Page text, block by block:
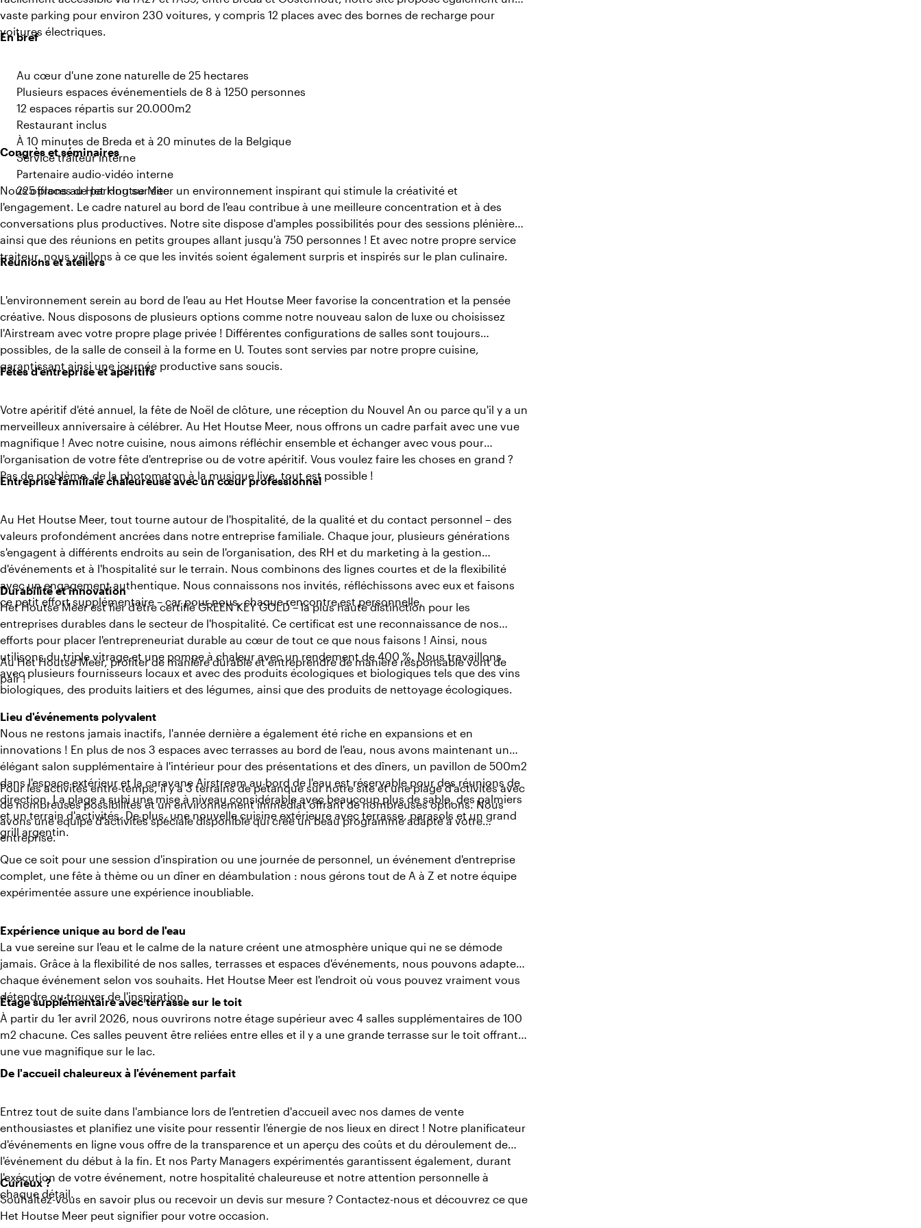
vaste parking pour environ 230 voitures, y compris 12 places avec des bornes de recharge pour
voitures électriques.
En bref
Au cœur d'une zone naturelle de 25 hectares
Plusieurs espaces événementiels de 8 à 1250 personnes
12 espaces répartis sur 20.000m2
Restaurant inclus
À 10 minutes de Breda et à 20 minutes de la Belgique
Service traiteur interne
Partenaire audio-vidéo interne
225 places de parking sur site
Congrès et séminaires
Nous offrons au Het Houtse Meer un environnement inspirant qui stimule la créativité et
l'engagement. Le cadre naturel au bord de l'eau contribue à une meilleure concentration et à des
conversations plus productives. Notre site dispose d'amples possibilités pour des sessions plénières
ainsi que des réunions en petits groupes allant jusqu'à 750 personnes ! Et avec notre propre service
traiteur, nous veillons à ce que les invités soient également surpris et inspirés sur le plan culinaire.
Réunions et ateliers
L'environnement serein au bord de l'eau au Het Houtse Meer favorise la concentration et la pensée
créative. Nous disposons de plusieurs options comme notre nouveau salon de luxe ou choisissez
l'Airstream avec votre propre plage privée ! Différentes configurations de salles sont toujours
possibles, de la salle de conseil à la forme en U. Toutes sont servies par notre propre cuisine,
garantissant ainsi une journée productive sans soucis.
Fêtes d'entreprise et apéritifs
Votre apéritif d'été annuel, la fête de Noël de clôture, une réception du Nouvel An ou parce qu'il y a un
merveilleux anniversaire à célébrer. Au Het Houtse Meer, nous offrons un cadre parfait avec une vue
magnifique ! Avec notre cuisine, nous aimons réfléchir ensemble et échanger avec vous pour
l'organisation de votre fête d'entreprise ou de votre apéritif. Vous voulez faire les choses en grand ?
Pas de problème, de la photomaton à la musique live, tout est possible !
Entreprise familiale chaleureuse avec un cœur professionnel
Au Het Houtse Meer, tout tourne autour de l'hospitalité, de la qualité et du contact personnel – des
valeurs profondément ancrées dans notre entreprise familiale. Chaque jour, plusieurs générations
s'engagent à différents endroits au sein de l'organisation, des RH et du marketing à la gestion
d'événements et à l'hospitalité sur le terrain. Nous combinons des lignes courtes et de la flexibilité
avec un engagement authentique. Nous connaissons nos invités, réfléchissons avec eux et faisons
ce petit effort supplémentaire – car pour nous, chaque rencontre est personnelle.
Durabilité et innovation
Het Houtse Meer est fier d'être certifié GREEN KEY GOLD – la plus haute distinction pour les
entreprises durables dans le secteur de l'hospitalité. Ce certificat est une reconnaissance de nos
efforts pour placer l'entrepreneuriat durable au cœur de tout ce que nous faisons ! Ainsi, nous
utilisons du triple vitrage et une pompe à chaleur avec un rendement de 400 %. Nous travaillons
avec plusieurs fournisseurs locaux et avec des produits écologiques et biologiques tels que des vins
biologiques, des produits laitiers et des légumes, ainsi que des produits de nettoyage écologiques.
Au Het Houtse Meer, profiter de manière durable et entreprendre de manière responsable vont de
pair !
Lieu d'événements polyvalent
Nous ne restons jamais inactifs, l'année dernière a également été riche en expansions et en
innovations ! En plus de nos 3 espaces avec terrasses au bord de l'eau, nous avons maintenant un
élégant salon supplémentaire à l'intérieur pour des présentations et des dîners, un pavillon de 500m2
dans l'espace extérieur et la caravane Airstream au bord de l'eau est réservable pour des réunions de
direction. La plage a subi une mise à niveau considérable avec beaucoup plus de sable, des palmiers
et un terrain d'activités. De plus, une nouvelle cuisine extérieure avec terrasse, parasols et un grand
grill argentin.
Pour les activités entre-temps, il y a 3 terrains de pétanque sur notre site et une plage d'activités avec
de nombreuses possibilités et un environnement immédiat offrant de nombreuses options. Nous
avons une équipe d'activités spéciale disponible qui crée un beau programme adapté à votre
entreprise.
Que ce soit pour une session d'inspiration ou une journée de personnel, un événement d'entreprise
complet, une fête à thème ou un dîner en déambulation : nous gérons tout de A à Z et notre équipe
expérimentée assure une expérience inoubliable.
Expérience unique au bord de l'eau
La vue sereine sur l'eau et le calme de la nature créent une atmosphère unique qui ne se démode
jamais. Grâce à la flexibilité de nos salles, terrasses et espaces d'événements, nous pouvons adapter
chaque événement selon vos souhaits. Het Houtse Meer est l'endroit où vous pouvez vraiment vous
détendre ou trouver de l'inspiration.
Étage supplémentaire avec terrasse sur le toit
À partir du 1er avril 2026, nous ouvrirons notre étage supérieur avec 4 salles supplémentaires de 100
m2 chacune. Ces salles peuvent être reliées entre elles et il y a une grande terrasse sur le toit offrant
une vue magnifique sur le lac.
De l'accueil chaleureux à l'événement parfait
Entrez tout de suite dans l'ambiance lors de l'entretien d'accueil avec nos dames de vente
enthousiastes et planifiez une visite pour ressentir l'énergie de nos lieux en direct ! Notre planificateur
d'événements en ligne vous offre de la transparence et un aperçu des coûts et du déroulement de
l'événement du début à la fin. Et nos Party Managers expérimentés garantissent également, durant
l'exécution de votre événement, notre hospitalité chaleureuse et notre attention personnelle à
chaque détail.
Curieux ?
Souhaitez-vous en savoir plus ou recevoir un devis sur mesure ? Contactez-nous et découvrez ce que
Het Houtse Meer peut signifier pour votre occasion.